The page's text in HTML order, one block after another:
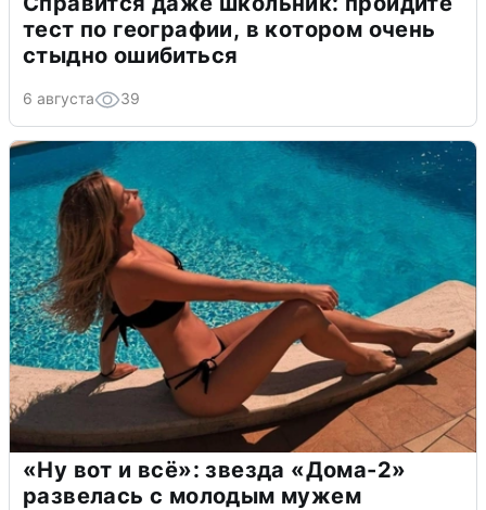
тест по географии, в котором очень
стыдно ошибиться
6 августа 39
«Ну вот и всё»: звезда «Дома-2»
развелась с молодым мужем